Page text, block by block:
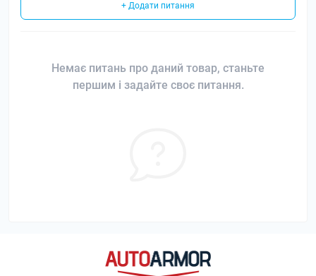
+ Додати питання
Немає питань про даний товар, станьте
першим і задайте своє питання.